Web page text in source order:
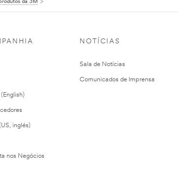
da 3M
inglés)
nos Negócios
NOTÍCIAS
Sala de Notícias
Comunicados de Imprensa